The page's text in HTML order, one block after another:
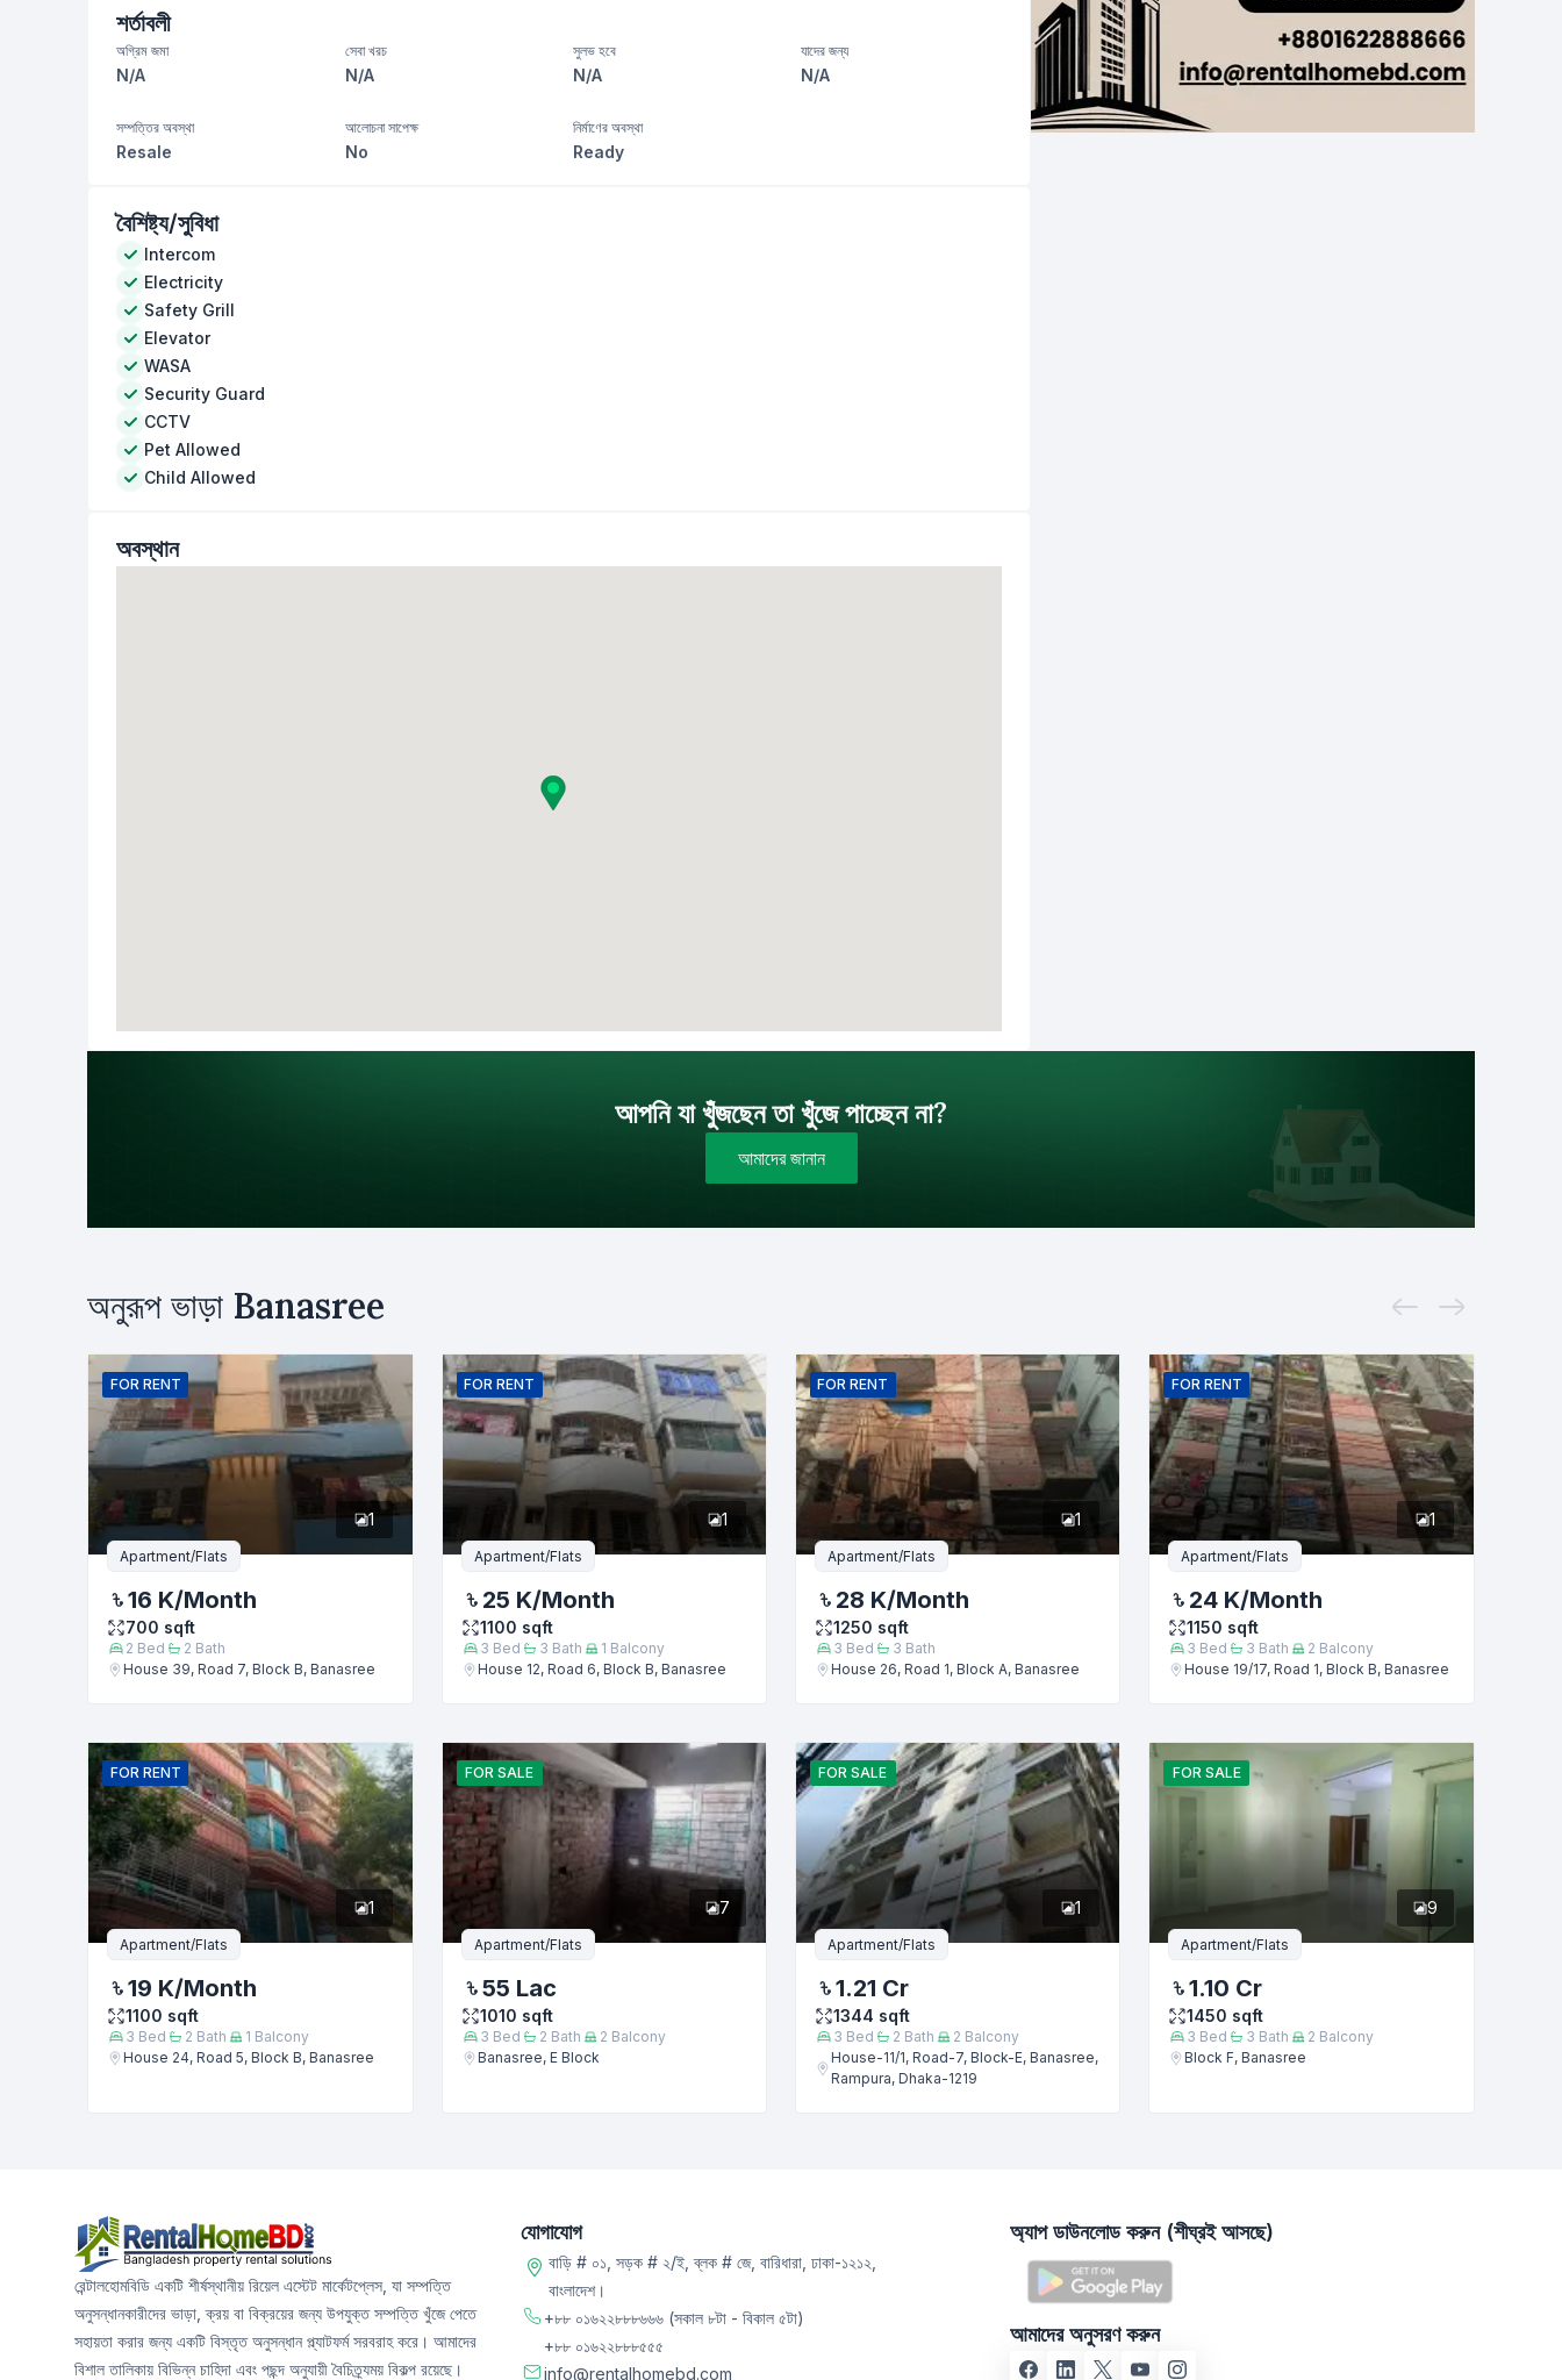
শর্তাবলী
অগ্রিম জমা
N/A
সেবা খরচ
N/A
সুলভ হবে
N/A
যাদের জন্য
N/A
সম্পত্তির অবস্থা
Resale
আলোচনা সাপেক্ষ
No
নির্মাণের অবস্থা
Ready
বৈশিষ্ট্য/সুবিধা
Intercom
Electricity
Safety Grill
Elevator
WASA
Security Guard
CCTV
Pet Allowed
Child Allowed
অবস্থান
আপনি যা খুঁজছেন তা খুঁজে পাচ্ছেন না?
আমাদের জানান
ইমেইল
ফোন নম্বর
জমা দিন
অনুরূপ ভাড়া Banasree
FOR RENT
1
Apartment/Flats
16 K/Month
700 sqft
2 Bed 2 Bath
House 39, Road 7, Block B, Banasree
FOR RENT
1
Apartment/Flats
25 K/Month
1100 sqft
3 Bed 3 Bath 1 Balcony
House 12, Road 6, Block B, Banasree
FOR RENT
1
Apartment/Flats
28 K/Month
1250 sqft
3 Bed 3 Bath
House 26, Road 1, Block A, Banasree
FOR RENT
1
Apartment/Flats
24 K/Month
1150 sqft
3 Bed 3 Bath 2 Balcony
House 19/17, Road 1, Block B, Banasree
FOR RENT
1
Apartment/Flats
19 K/Month
1100 sqft
3 Bed 2 Bath 1 Balcony
House 24, Road 5, Block B, Banasree
FOR SALE
7
Apartment/Flats
55 Lac
1010 sqft
3 Bed 2 Bath 2 Balcony
Banasree, E Block
FOR SALE
1
Apartment/Flats
1.21 Cr
1344 sqft
3 Bed 2 Bath 2 Balcony
House-11/1, Road-7, Block-E, Banasree,
Rampura, Dhaka-1219
FOR SALE
9
Apartment/Flats
1.10 Cr
1450 sqft
3 Bed 3 Bath 2 Balcony
Block F, Banasree
রেন্টালহোমবিডি একটি শীর্ষস্থানীয় রিয়েল এস্টেট মার্কেটপ্লেস, যা সম্পত্তি
অনুসন্ধানকারীদের ভাড়া, ক্রয় বা বিক্রয়ের জন্য উপযুক্ত সম্পত্তি খুঁজে পেতে
সহায়তা করার জন্য একটি বিস্তৃত অনুসন্ধান প্ল্যাটফর্ম সরবরাহ করে। আমাদের
বিশাল তালিকায় বিভিন্ন চাহিদা এবং পছন্দ অনুযায়ী বৈচিত্র্যময় বিকল্প রয়েছে।
যোগাযোগ
বাড়ি # ০১, সড়ক # ২/ই, ব্লক # জে, বারিধারা, ঢাকা-১২১২,
বাংলাদেশ।
+৮৮ ০১৬২২৮৮৮৬৬৬ (সকাল ৮টা - বিকাল ৫টা)
+৮৮ ০১৬২২৮৮৮৫৫৫
info@rentalhomebd.com
অ্যাপ ডাউনলোড করুন (শীঘ্রই আসছে)
আমাদের অনুসরণ করুন